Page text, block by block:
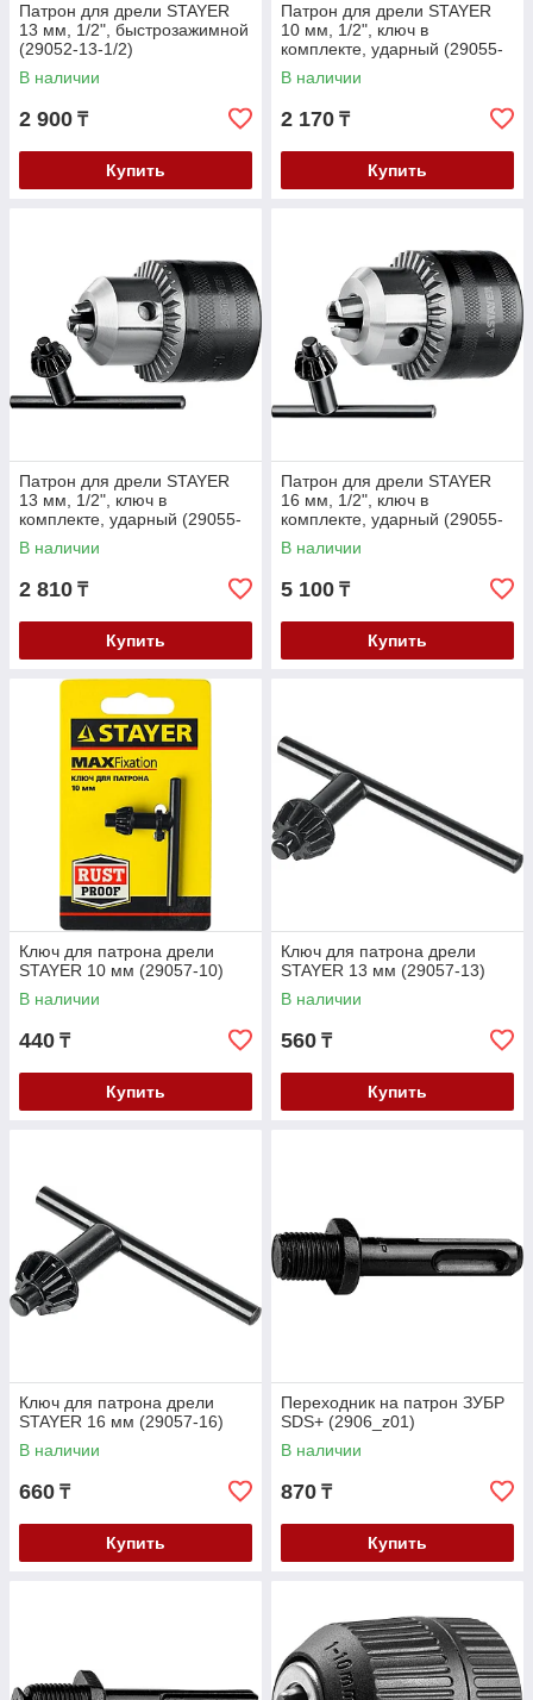
Патрон для дрели STAYER
13 мм, 1/2", быстрозажимной
(29052-13-1/2)
В наличии
2 900 ₸
Купить
Патрон для дрели STAYER
10 мм, 1/2", ключ в
комплекте, ударный (29055-
10-1/2)
В наличии
2 170 ₸
Купить
Патрон для дрели STAYER
13 мм, 1/2", ключ в
комплекте, ударный (29055-
13-1/2)
В наличии
2 810 ₸
Купить
Патрон для дрели STAYER
16 мм, 1/2", ключ в
комплекте, ударный (29055-
16-1/2)
В наличии
5 100 ₸
Купить
Ключ для патрона дрели
STAYER 10 мм (29057-10)
В наличии
440 ₸
Купить
Ключ для патрона дрели
STAYER 13 мм (29057-13)
В наличии
560 ₸
Купить
Ключ для патрона дрели
STAYER 16 мм (29057-16)
В наличии
660 ₸
Купить
Переходник на патрон ЗУБР
SDS+ (2906_z01)
В наличии
870 ₸
Купить